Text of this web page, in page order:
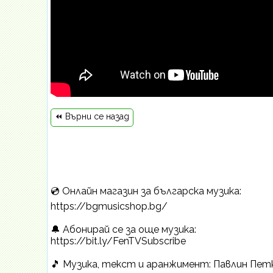
⏪ Върни се назад
💿 Онлайн магазин за българска музика:
https://bgmusicshop.bg/
🔔 Абонирай се за още музика:
https://bit.ly/FenTVSubscribe
🎵 Музика, текст и аранжимент: Павлин